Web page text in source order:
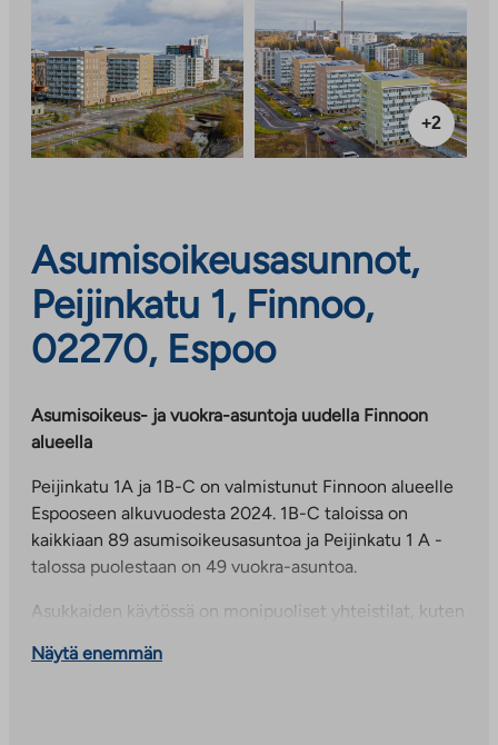
+2
Asumisoikeusasunnot,
Peijinkatu 1, Finnoo,
02270, Espoo
Asumisoikeus- ja vuokra-asuntoja uudella Finnoon
alueella
Peijinkatu 1A ja 1B-C on valmistunut Finnoon alueelle
Espooseen alkuvuodesta 2024. 1B-C taloissa on
kaikkiaan 89 asumisoikeusasuntoa ja Peijinkatu 1 A -
talossa puolestaan on 49 vuokra-asuntoa.
Asukkaiden käytössä on monipuoliset yhteistilat, kuten
sekä ulkoiluväline- ja lastenvaunuvarastot. Pyörille on
Näytä enemmän